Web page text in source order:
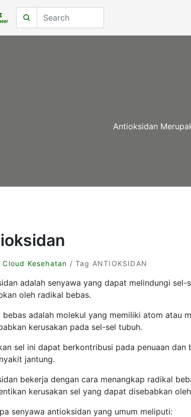
Antioksidan
Cloud Kesehatan / Tag ANTIOKSIDAN
adalah senyawa yang dapat melindungi sel-
oleh radikal bebas.
bebas adalah molekul yang memiliki atom atau
kerusakan pada sel-sel tubuh.
sel ini dapat berkontribusi pada penuaan
jantung.
bekerja dengan cara menangkap radikal
kerusakan sel yang dapat disebabkan
senyawa antioksidan yang umum meliputi: